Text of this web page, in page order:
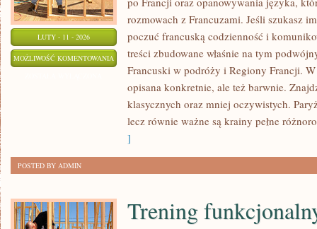
LUTY - 11 - 2026
MOŻLIWOŚĆ KOMENTOWANIA FRANCUSKI
DZIEŃ
DNIU
rozmowach z Francuzami. Jeśli szukasz
poczuć francuską codzienność i
treści zbudowane właśnie na tym
Francuski w podróży i Regiony Francji.
opisana konkretnie, ale też barwnie.
klasycznych oraz mniej oczywistych.
lecz równie ważne są krainy pełne
]
POSTED BY ADMIN
Trening